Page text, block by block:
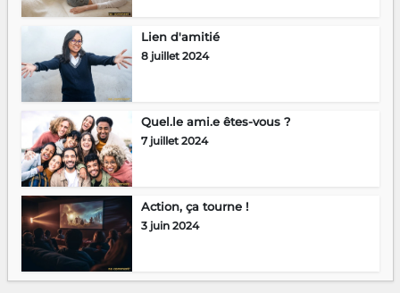
Lien d'amitié
8 juillet 2024
Quel.le ami.e êtes-vous ?
7 juillet 2024
Action, ça tourne !
3 juin 2024